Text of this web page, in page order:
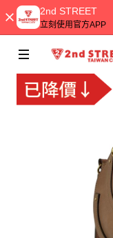
2nd STREET
立刻使用官方APP